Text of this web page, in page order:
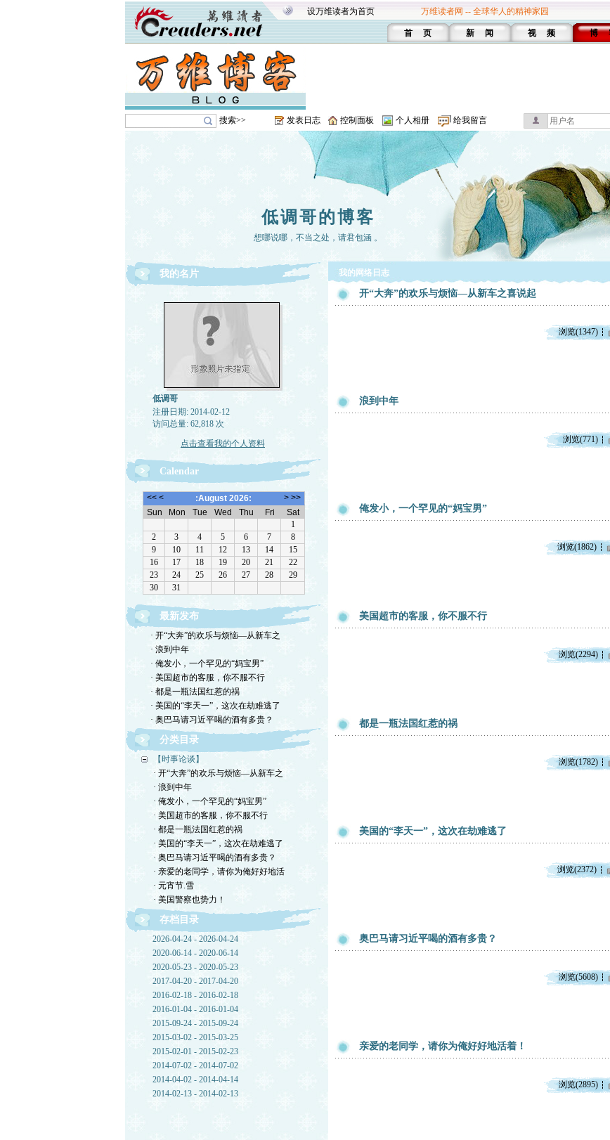
设万维读者为首页 万维读者网 -- 全球华人的精神家园
首 页 新 闻 视 频 博
搜索>> 发表日志 控制面板 个人相册 给我留言
低调哥的博客
想哪说哪，不当之处，请君包涵 。
我的名片
低调哥
注册日期: 2014-02-12
访问总量: 62,818 次
点击查看我的个人资料
Calendar
最新发布
· 开“大奔”的欢乐与烦恼—从新车之
· 浪到中年
· 俺发小，一个罕见的“妈宝男”
· 美国超市的客服，你不服不行
· 都是一瓶法国红惹的祸
· 美国的“李天一”，这次在劫难逃了
· 奥巴马请习近平喝的酒有多贵？
分类目录
【时事论谈】
· 开“大奔”的欢乐与烦恼—从新车之
· 浪到中年
· 俺发小，一个罕见的“妈宝男”
· 美国超市的客服，你不服不行
· 都是一瓶法国红惹的祸
· 美国的“李天一”，这次在劫难逃了
· 奥巴马请习近平喝的酒有多贵？
· 亲爱的老同学，请你为俺好好地活
· 元宵节.雪
· 美国警察也势力！
存档目录
2026-04-24 - 2026-04-24
2020-06-14 - 2020-06-14
2020-05-23 - 2020-05-23
2017-04-20 - 2017-04-20
2016-02-18 - 2016-02-18
2016-01-04 - 2016-01-04
2015-09-24 - 2015-09-24
2015-03-02 - 2015-03-25
2015-02-01 - 2015-02-23
2014-07-02 - 2014-07-02
2014-04-02 - 2014-04-14
2014-02-13 - 2014-02-13
我的网络日志
开“大奔”的欢乐与烦恼—从新车之喜说起
浏览(1347)
浪到中年
浏览(771)
俺发小，一个罕见的“妈宝男”
浏览(1862)
美国超市的客服，你不服不行
浏览(2294)
都是一瓶法国红惹的祸
浏览(1782)
美国的“李天一”，这次在劫难逃了
浏览(2372)
奥巴马请习近平喝的酒有多贵？
浏览(5608)
亲爱的老同学，请你为俺好好地活着！
浏览(2895)